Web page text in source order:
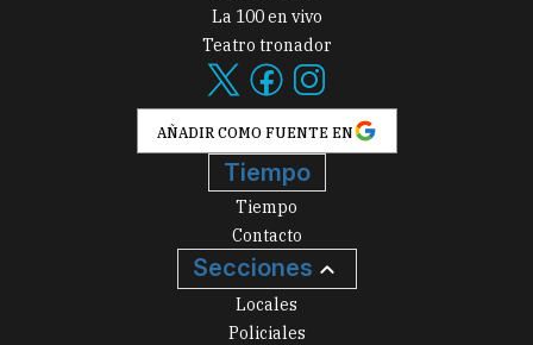
La 100 en vivo
Teatro tronador
AÑADIR COMO FUENTE EN
Tiempo
Tiempo
Contacto
Secciones
Locales
Policiales